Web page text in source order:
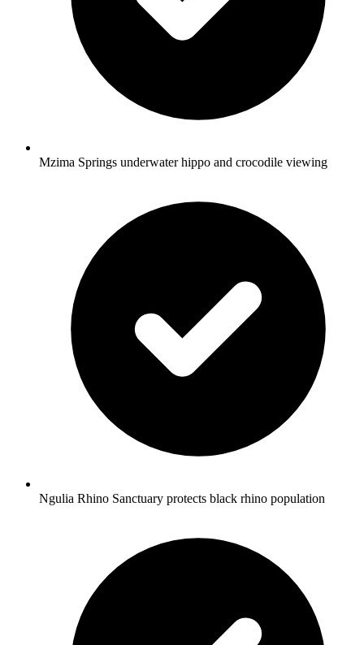
Mzima Springs underwater hippo and crocodile viewing
Ngulia Rhino Sanctuary protects black rhino population